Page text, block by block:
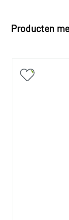
Producten